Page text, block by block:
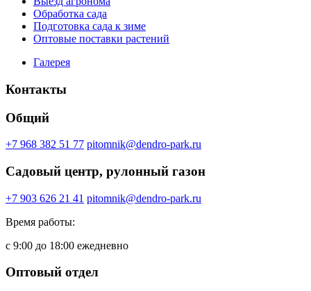
Обработка сада
Подготовка сада к зиме
Оптовые поставки растений
Галерея
Контакты
Общий
+7 968 382 51 77 pitomnik@dendro-park.ru
Садовый центр, рулонный газон
+7 903 626 21 41 pitomnik@dendro-park.ru
Время работы:
с 9:00 до 18:00 ежедневно
Оптовый отдел